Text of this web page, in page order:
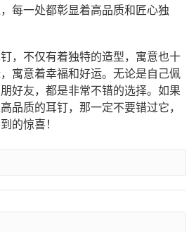
每一处都彰显着高品质和匠心独
，不仅有着独特的造型，寓意也十
寓意着幸福和好运。无论是自己佩
好友，都是非常不错的选择。如果
品质的耳钉，那一定不要错过它，
的惊喜！